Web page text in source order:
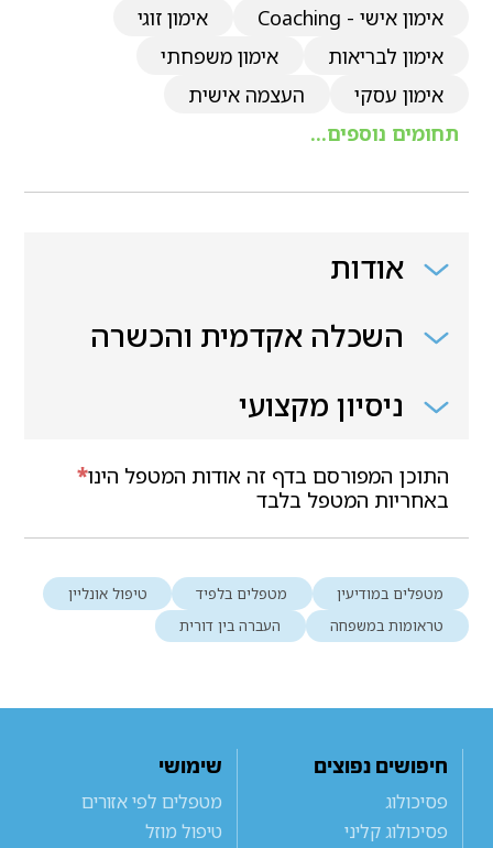
אימון אישי - Coaching
אימון זוגי
אימון לבריאות
אימון משפחתי
אימון עסקי
העצמה אישית
תחומים נוספים...
אודות
השכלה אקדמית והכשרה
ניסיון מקצועי
*התוכן המפורסם בדף זה אודות המטפל הינו
באחריות המטפל בלבד
מטפלים במודיעין מטפלים בלפיד
טיפול אונליין
טראומות במשפחה
העברה בין דורית
חיפושים נפוצים
פסיכולוג
פסיכולוג קליני
שימושי
מטפלים לפי אזורים
טיפול מוזל